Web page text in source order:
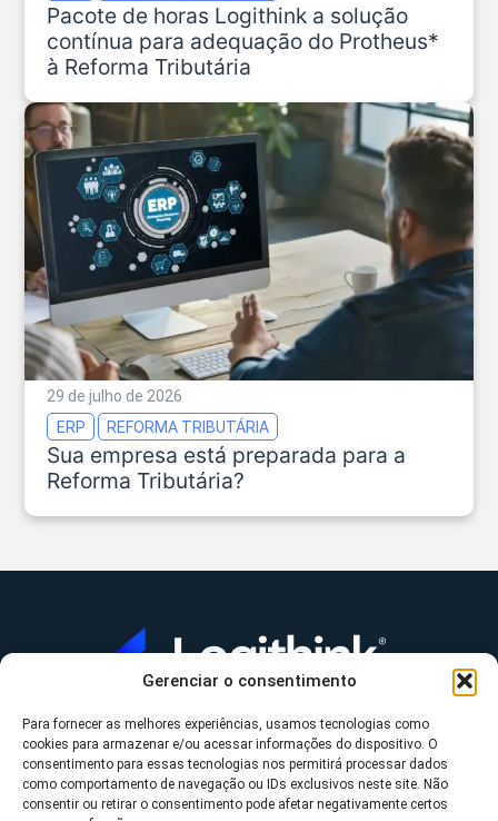
Gerenciar o consentimento
Para fornecer as melhores experiências, usamos tecnologias como
cookies para armazenar e/ou acessar informações do dispositivo. O
consentimento para essas tecnologias nos permitirá processar dados
como comportamento de navegação ou IDs exclusivos neste site. Não
consentir ou retirar o consentimento pode afetar negativamente certos
Pacote de horas Logithink a solução
contínua para adequação do Protheus*
à Reforma Tributária
29 de julho de 2026
ERP
REFORMA TRIBUTÁRIA
Sua empresa está preparada para a
Reforma Tributária?
A Logithink
O que fazemos